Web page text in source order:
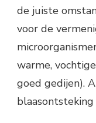
de juiste
voor de
warme,
goed gedijen).